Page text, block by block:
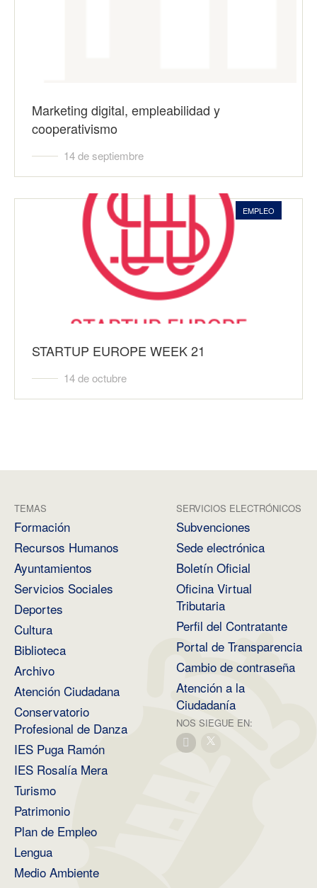
Marketing digital, empleabilidad y
cooperativismo
14 de septiembre
EMPLEO
STARTUP EUROPE WEEK 21
14 de octubre
TEMAS
Formación
Recursos Humanos
Ayuntamientos
Servicios Sociales
Deportes
Cultura
Biblioteca
Archivo
Atención Ciudadana
Conservatorio
Profesional de Danza
IES Puga Ramón
IES Rosalía Mera
Turismo
Patrimonio
Plan de Empleo
Lengua
Medio Ambiente
SERVICIOS ELECTRÓNICOS
Subvenciones
Sede electrónica
Boletín Oficial
Oficina Virtual
Tributaria
Perfil del Contratante
Portal de Transparencia
Cambio de contraseña
Atención a la
Ciudadanía
NOS SIEGUE EN: